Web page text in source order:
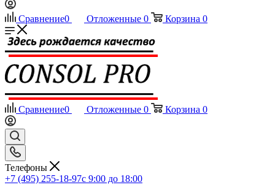
Сравнение0 Отложенные 0 Корзина 0
Сравнение0 Отложенные 0 Корзина 0
Телефоны
+7 (495) 255-18-97с 9:00 до 18:00